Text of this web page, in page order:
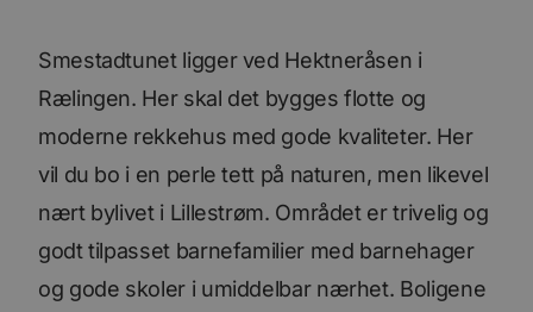
Smestadtunet ligger ved Hektneråsen i
Rælingen. Her skal det bygges flotte og
moderne rekkehus med gode kvaliteter. Her
vil du bo i en perle tett på naturen, men likevel
nært bylivet i Lillestrøm. Området er trivelig og
godt tilpasset barnefamilier med barnehager
og gode skoler i umiddelbar nærhet. Boligene